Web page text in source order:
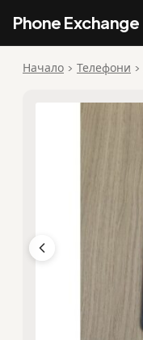
Phone Exchange
Начало > Телефони >